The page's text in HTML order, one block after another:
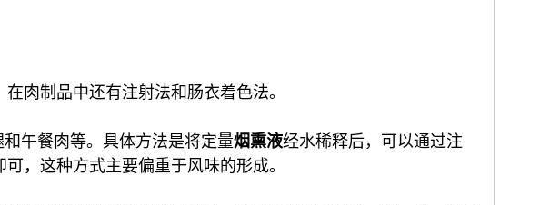
肉制品中还有注射法和肠衣着色法。
午餐肉等。具体方法是将定量烟熏液经水稀释后，可以通过注
，这种方式主要偏重于风味的形成。